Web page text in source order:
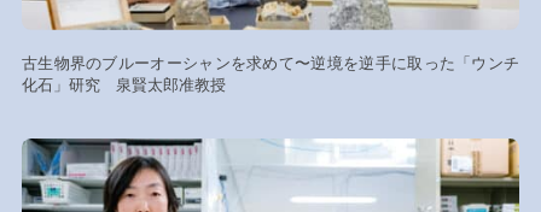
古生物界のブルーオーシャンを求めて〜逆境を逆手に取った「ウンチ
化石」研究 泉賢太郎准教授